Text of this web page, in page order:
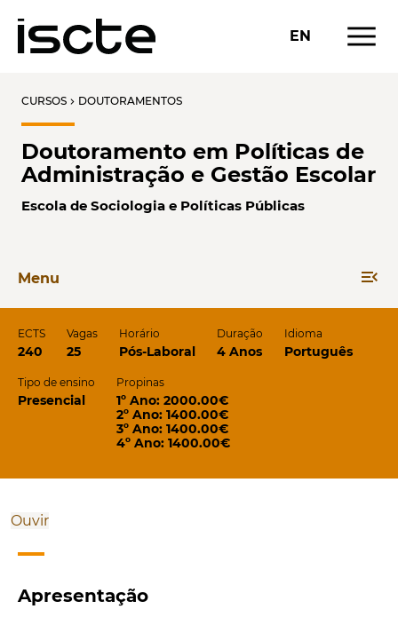
EN menu
CURSOS chevron_right DOUTORAMENTOS
Doutoramento em Políticas de
Administração e Gestão Escolar
Escola de Sociologia e Políticas Públicas
Menu menu_open
ECTS
240
Vagas
25
Horário
Pós-Laboral
Duração
4 Anos
Idioma
Português
Tipo de ensino
Presencial
Propinas
1º Ano: 2000.00€
2º Ano: 1400.00€
3º Ano: 1400.00€
4º Ano: 1400.00€
Ouvir
Apresentação